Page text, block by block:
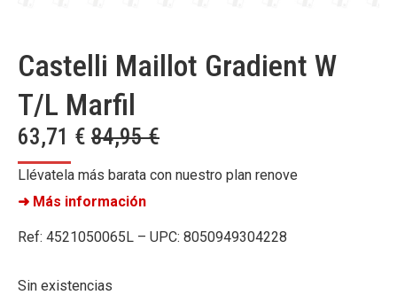
Castelli Maillot Gradient W
T/L Marfil
63,71 € 84,95€
Llévatela más barata con nuestro plan renove
➜ Más información
Ref: 4521050065L – UPC: 8050949304228
Sin existencias